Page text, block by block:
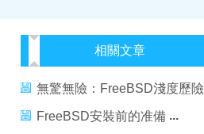
相關文章
無驚無險：FreeBSD淺度歷險
FreeBSD安裝前的准備